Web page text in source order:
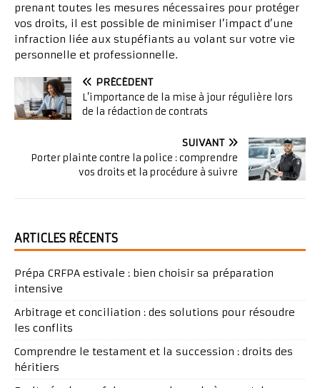
prenant toutes les mesures nécessaires pour protéger
vos droits, il est possible de minimiser l’impact d’une
infraction liée aux stupéfiants au volant sur votre vie
personnelle et professionnelle.
PRÉCÉDENT
L’importance de la mise à jour régulière lors
de la rédaction de contrats
SUIVANT
Porter plainte contre la police : comprendre
vos droits et la procédure à suivre
ARTICLES RÉCENTS
Prépa CRFPA estivale : bien choisir sa préparation
intensive
Arbitrage et conciliation : des solutions pour résoudre
les conflits
Comprendre le testament et la succession : droits des
héritiers